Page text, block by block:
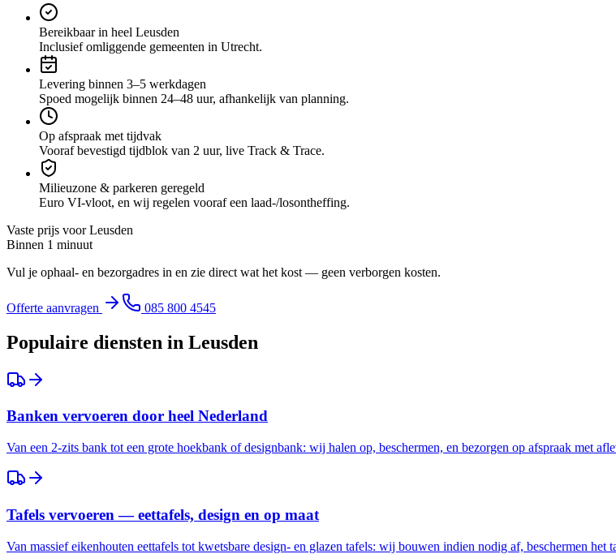
Bereikbaar in heel Leusden
Inclusief omliggende gemeenten in Utrecht.
Levering binnen 3–5 werkdagen
Spoed mogelijk binnen 24–48 uur, afhankelijk van planning.
Op afspraak met tijdvak
Vooraf bevestigd tijdblok van 2 uur, live Track & Trace.
Milieuzone & parkeren geregeld
Euro VI-vloot, en wij regelen vooraf een laad-/losontheffing.
Vaste prijs voorLeusden
Binnen 1 minuut
Vul je ophaal- en bezorgadres in en zie direct wat het kost — geen verborgen kosten.
Offerte aanvragen 085 800 4545
Populaire diensten in Leusden
Banken vervoeren door heel Nederland
Van een 2-zits bank tot een grote hoekbank of designbank: wij halen op, beschermen, en bezorgen op afspraak met
Tafels vervoeren — eettafels, design en op maat
Van massief eikenhouten eettafels tot kwetsbare design- en glazen tafels: wij bouwen indien nodig af, beschermen het